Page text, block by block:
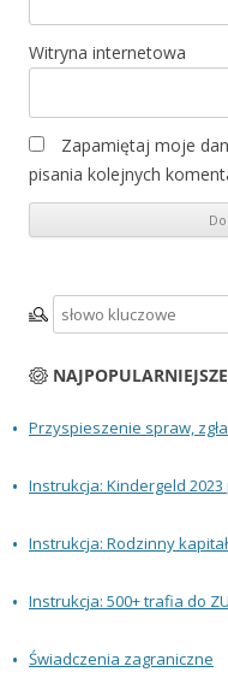
Witryna internetowa
Zapamiętaj moje
pisania kolejnych
Szukaj
NAJPOPULARNIEJSZE
Przyspieszenie spraw,
Instrukcja: Kindergeld
Instrukcja: Rodzinny
Instrukcja: 500+ trafia do
Świadczenia zagraniczne